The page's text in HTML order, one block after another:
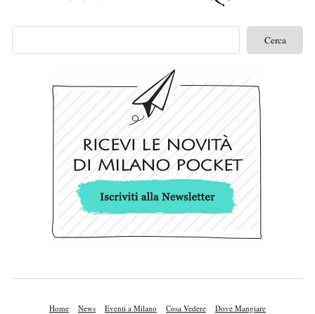
Home News Eventi a Milano Cosa Vedere Dove Mangiare